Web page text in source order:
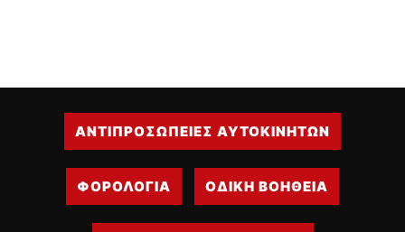
ΑΝΤΙΠΡΟΣΩΠΕΙΕΣ ΑΥΤΟΚΙΝΗΤΩΝ
ΦΟΡΟΛΟΓΙΑ ΟΔΙΚΗ ΒΟΗΘΕΙΑ